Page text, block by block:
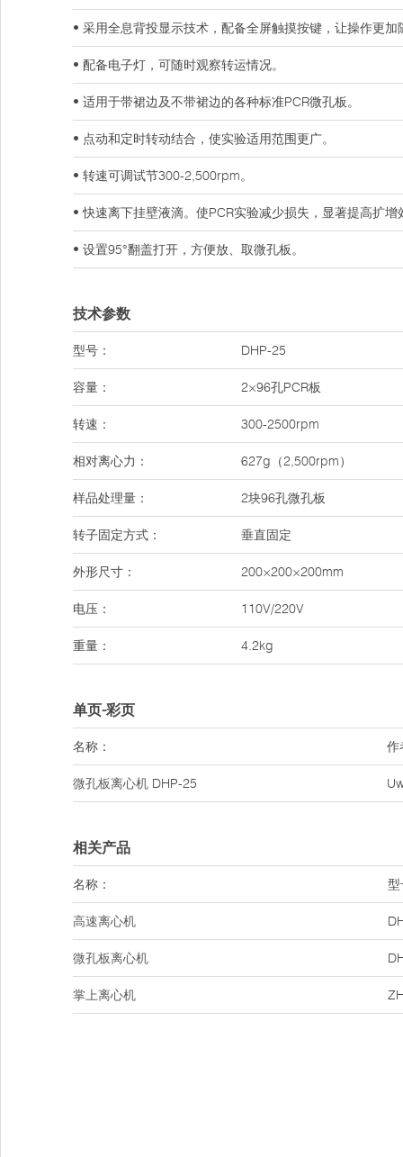
• 采用全息背投显示技术，配备全屏触摸按键，让操作更加
• 配备电子灯，可随时观察转运情况。
• 适用于带裙边及不带裙边的各种标准PCR微孔板。
• 点动和定时转动结合，使实验适用范围更广。
• 转速可调试节300-2,500rpm。
• 快速离下挂壁液滴。使PCR实验减少损失，显著提高扩增
• 设置95°翻盖打开，方便放、取微孔板。
技术参数
型号： DHP-25
容量： 2×96孔PCR板
转速： 300-2500rpm
相对离心力： 627g（2,500rpm）
样品处理量： 2块96孔微孔板
转子固定方式： 垂直固定
外形尺寸： 200×200×200mm
电压： 110V/220V
重量： 4.2kg
单页-彩页
名称： 作
微孔板离心机 DHP-25
相关产品
名称： 型
高速离心机
微孔板离心机
掌上离心机